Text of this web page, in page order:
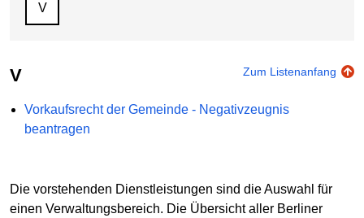
V
V Zum Listenanfang
Vorkaufsrecht der Gemeinde - Negativzeugnis
beantragen
Die vorstehenden Dienstleistungen sind die Auswahl für
einen Verwaltungsbereich. Die Übersicht aller Berliner